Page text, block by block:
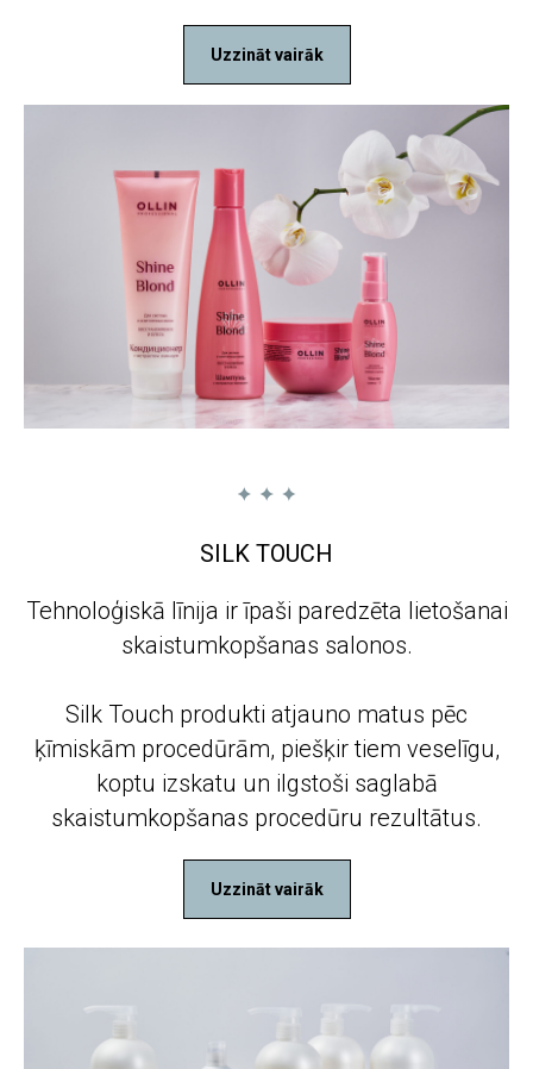
Uzzināt vairāk
SILK TOUCH
Tehnoloģiskā līnija ir īpaši paredzēta lietošanai
skaistumkopšanas salonos.
Silk Touch produkti atjauno matus pēc
ķīmiskām procedūrām, piešķir tiem veselīgu,
koptu izskatu un ilgstoši saglabā
skaistumkopšanas procedūru rezultātus.
Uzzināt vairāk